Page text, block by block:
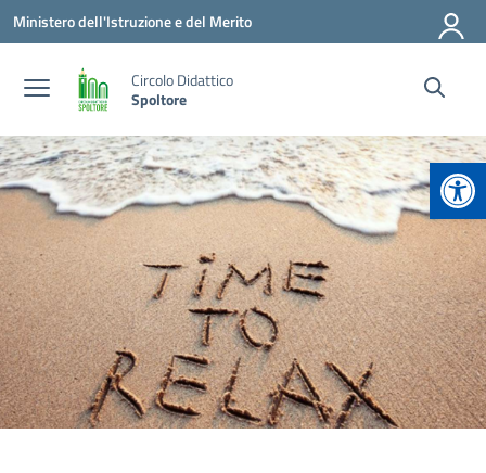
Vai ai contenuti
Vai al menu di navigazione
Vai al footer
Ministero dell'Istruzione e del Merito
Circolo Didattico
Spoltore